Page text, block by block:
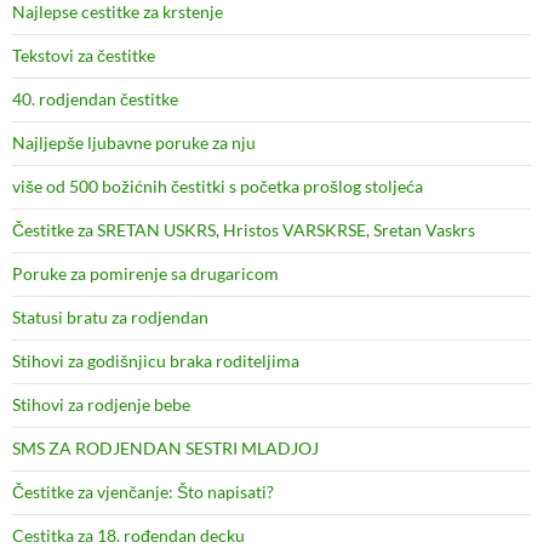
Najlepse cestitke za krstenje
Tekstovi za čestitke
40. rodjendan čestitke
Najljepše ljubavne poruke za nju
više od 500 božićnih čestitki s početka prošlog stoljeća
Čestitke za SRETAN USKRS, Hristos VARSKRSE, Sretan Vaskrs
Poruke za pomirenje sa drugaricom
Statusi bratu za rodjendan
Stihovi za godišnjicu braka roditeljima
Stihovi za rodjenje bebe
SMS ZA RODJENDAN SESTRI MLADJOJ
Čestitke za vjenčanje: Što napisati?
Cestitka za 18. rođendan decku